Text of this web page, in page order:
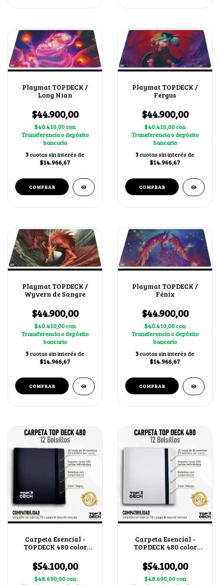
Playmat TOPDECK /
Long Nian
$44.900,00
$40.410,00con
Transferencia o depósito
bancario
3cuotas sin interés de
$14.966,67
Playmat TOPDECK /
Fergus
$44.900,00
$40.410,00con
Transferencia o depósito
bancario
3cuotas sin interés de
$14.966,67
Playmat TOPDECK /
Wyvern de Sangre
$44.900,00
$40.410,00con
Transferencia o depósito
bancario
3cuotas sin interés de
$14.966,67
Playmat TOPDECK /
Fénix
$44.900,00
$40.410,00con
Transferencia o depósito
bancario
3cuotas sin interés de
$14.966,67
Carpeta Esencial -
TOPDECK 480 color
$54.100,00
$48.690,00con
Carpeta Esencial -
TOPDECK 480 color
$54.100,00
$48.690,00con